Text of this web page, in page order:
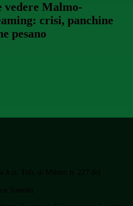
vedere Malmo-
crisi, panchine
pesano